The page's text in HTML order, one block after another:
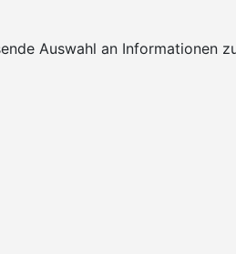
Auswahl an Informationen